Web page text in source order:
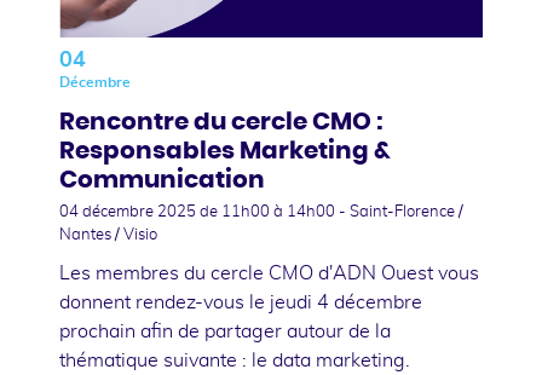
04
Décembre
Rencontre du cercle CMO :
Responsables Marketing &
Communication
04 décembre 2025 de 11h00 à 14h00 - Saint-Florence /
Nantes / Visio
Les membres du cercle CMO d'ADN Ouest vous
donnent rendez-vous le jeudi 4 décembre
prochain afin de partager autour de la
thématique suivante : le data marketing.